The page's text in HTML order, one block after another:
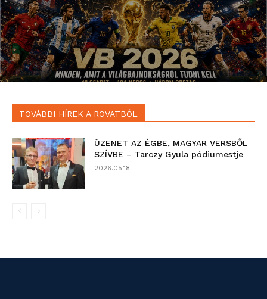
TOVÁBBI HÍREK A ROVATBÓL
ÜZENET AZ ÉGBE, MAGYAR VERSBŐL
SZÍVBE – Tarczy Gyula pódiumestje
2026.05.18.